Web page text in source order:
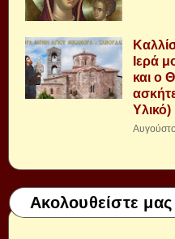
Ιερά
και ο
Υλικό)
Ακολουθείστε μας